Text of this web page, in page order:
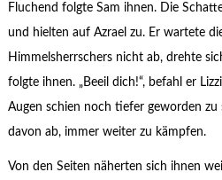
Fluchend folgte Sam ihnen. Die
und hielten auf Azrael zu. Er wartete
Himmelsherrschers nicht ab, drehte
folgte ihnen. „Beeil dich!“, befahl er
Augen schien noch tiefer geworden
davon ab, immer weiter zu kämpfen.
Von den Seiten näherten sich ihnen